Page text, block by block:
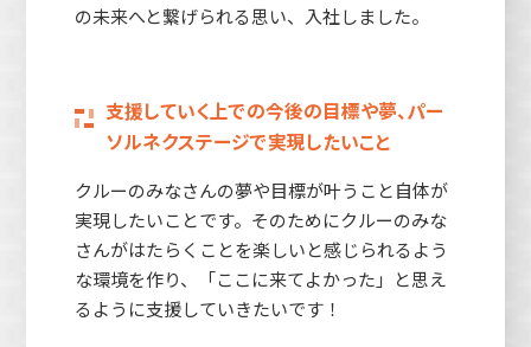
の未来へと繋げられる思い、入社しました。
支援していく上での今後の目標や夢、パー
ソルネクステージで実現したいこと
クルーのみなさんの夢や目標が叶うこと自体が
実現したいことです。そのためにクルーのみな
さんがはたらくことを楽しいと感じられるよう
な環境を作り、「ここに来てよかった」と思え
るように支援していきたいです！